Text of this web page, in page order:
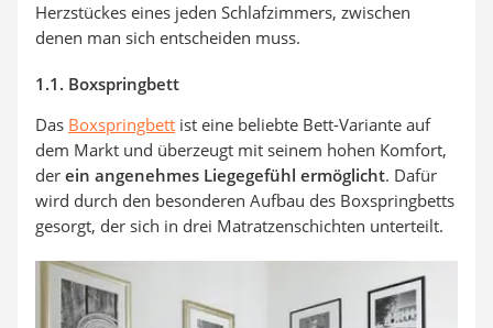
Herzstückes eines jeden Schlafzimmers, zwischen
denen man sich entscheiden muss.
1.1. Boxspringbett
Das Boxspringbett ist eine beliebte Bett-Variante auf
dem Markt und überzeugt mit seinem hohen Komfort,
der ein angenehmes Liegegefühl ermöglicht. Dafür
wird durch den besonderen Aufbau des Boxspringbetts
gesorgt, der sich in drei Matratzenschichten unterteilt.